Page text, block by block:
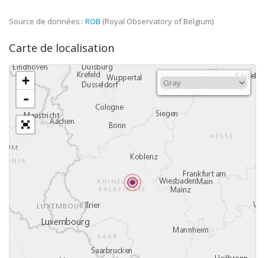
Source de données : ROB (Royal Observatory of Belgium)
Carte de localisation
+
-